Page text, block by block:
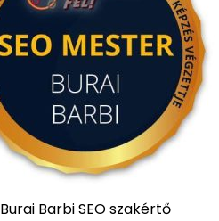
Burai Barbi SEO szakértő